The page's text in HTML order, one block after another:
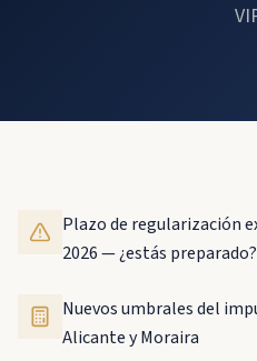
Plazo de regularización
2026 — ¿estás preparado?
Nuevos umbrales del
Alicante y Moraira